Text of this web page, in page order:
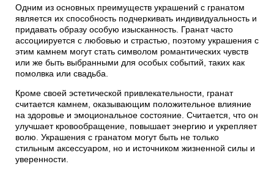
Одним из основных преимуществ украшений с гранатом
является их способность подчеркивать индивидуальность и
придавать образу особую изысканность. Гранат часто
ассоциируется с любовью и страстью, поэтому украшения с
этим камнем могут стать символом романтических чувств
или же быть выбранными для особых событий, таких как
помолвка или свадьба.
Кроме своей эстетической привлекательности, гранат
считается камнем, оказывающим положительное влияние
на здоровье и эмоциональное состояние. Считается, что он
улучшает кровообращение, повышает энергию и укрепляет
волю. Украшения с гранатом могут быть не только
стильным аксессуаром, но и источником жизненной силы и
уверенности.